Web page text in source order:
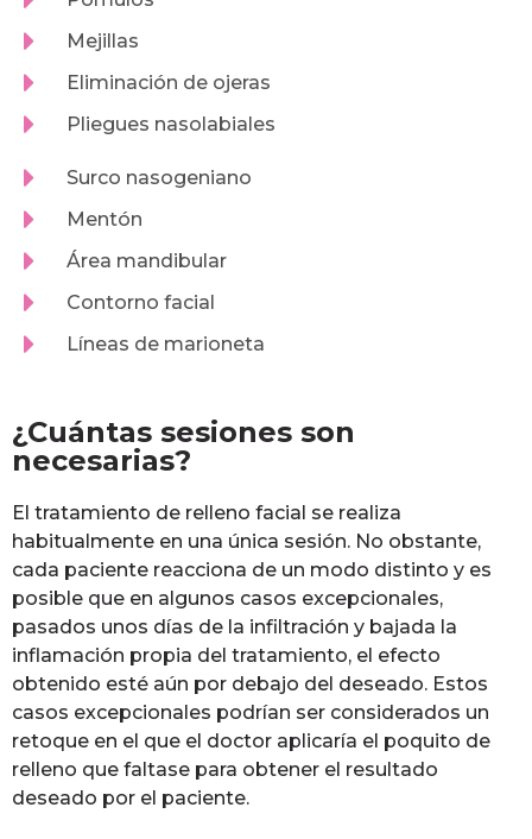
Mejillas
Eliminación de ojeras
Pliegues nasolabiales
Surco nasogeniano
Mentón
Área mandibular
Contorno facial
Líneas de marioneta
¿Cuántas sesiones son
necesarias?
El tratamiento de relleno facial se realiza
habitualmente en una única sesión. No obstante,
cada paciente reacciona de un modo distinto y es
posible que en algunos casos excepcionales,
pasados unos días de la infiltración y bajada la
inflamación propia del tratamiento, el efecto
obtenido esté aún por debajo del deseado. Estos
casos excepcionales podrían ser considerados un
retoque en el que el doctor aplicaría el poquito de
relleno que faltase para obtener el resultado
deseado por el paciente.